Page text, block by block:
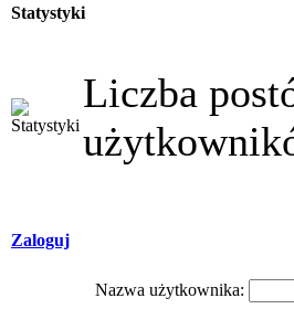
Statystyki
Liczba
Zaloguj
Nazwa użytkownika: